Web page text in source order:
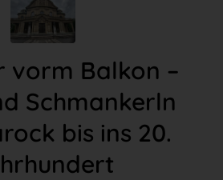
vorm Balkon –
Schmankerln
bis ins 20.